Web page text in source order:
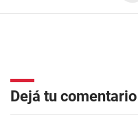
Dejá tu comentario